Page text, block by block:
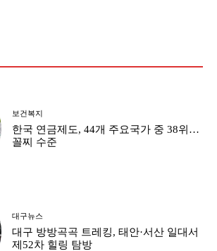
보건복지
한국 연금제도, 44개 주요국가 중 38위…
꼴찌 수준
대구뉴스
대구 방방곡곡 트레킹, 태안·서산 일대서
제52차 힐링 탐방